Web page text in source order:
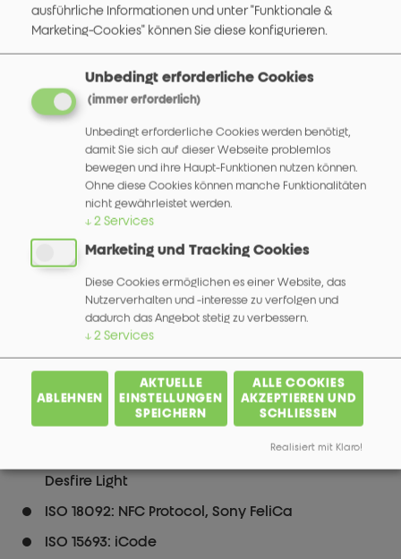
einem 3,5 Zoll TFT-Display. In Betrieb kann der Leser
akustische oder visuelle Signale zur Bestätigung der
Benutzervorgänge abgeben. Der Leser ist mit einer
Vielzahl von Schnittstellen ausgestattet, sodass er
problemlos in jedes System integriert werden kann.
Für den Außeneinsatz kann zwischen verschiedenen
Schutzklassen gewählt werden. Dank des modularen
Aufbaus des Kombi Lesers, kann die Konfiguration an
Ihre Anforderungen angepasst werden.
Lesefunktionen
RFID / NFC
Barcode / QR Code
Frequenz und ISO-Standards
13,56 MHz
Desfire Light
ISO 18092: NFC Protocol, Sony FeliCa
ISO 15693: iCode
ausführliche Informationen und unter "Funktionale &
Marketing-Cookies" können Sie diese konfigurieren.
Unbedingt erforderliche Cookies
(immer erforderlich)
Unbedingt erforderliche Cookies werden benötigt,
damit Sie sich auf dieser Webseite problemlos
bewegen und ihre Haupt-Funktionen nutzen können.
Ohne diese Cookies können manche Funktionalitäten
nicht gewährleistet werden.
↓2Services
Marketing und Tracking Cookies
Diese Cookies ermöglichen es einer Website, das
Nutzerverhalten und -interesse zu verfolgen und
dadurch das Angebot stetig zu verbessern.
↓2 Services
ABLEHNEN
AKTUELLE
EINSTELLUNGEN
SPEICHERN
ALLE COOKIES
AKZEPTIEREN UND
SCHLIESSEN
Realisiert mit Klaro!